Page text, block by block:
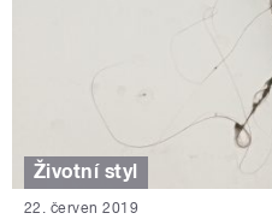
Životní styl
22. červen 2019